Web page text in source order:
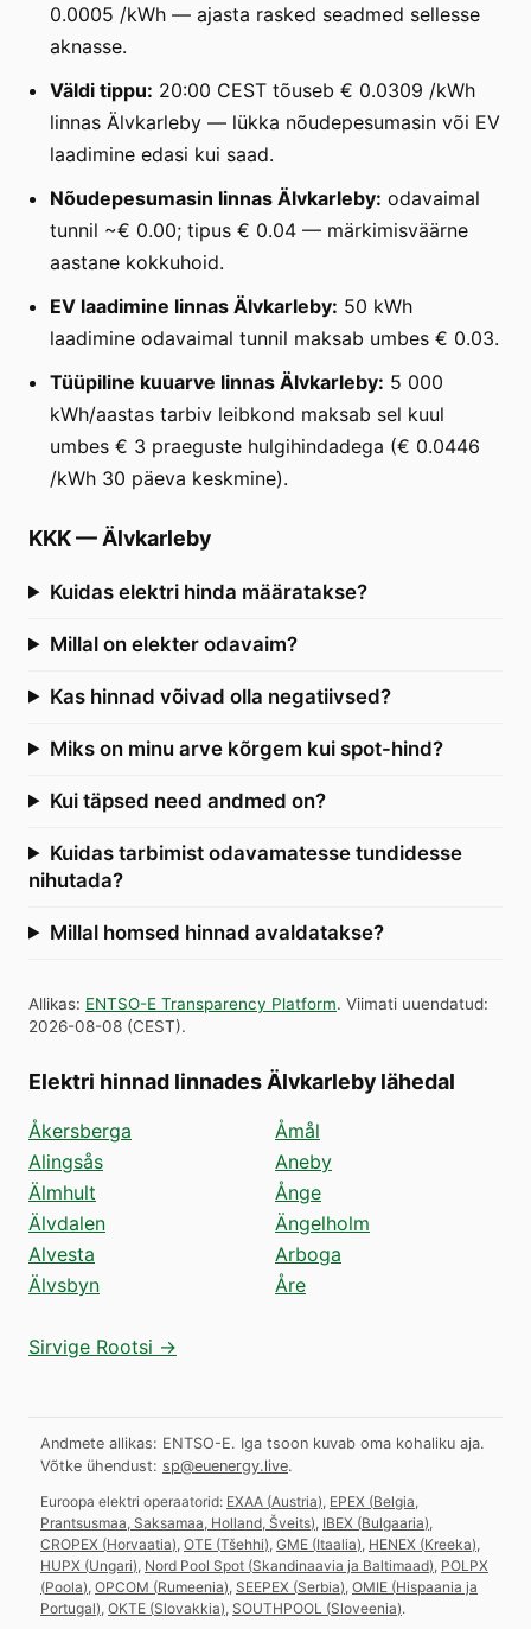
0.0005 /kWh — ajasta rasked seadmed sellesse
aknasse.
Väldi tippu: 20:00 CEST tõuseb € 0.0309 /kWh
linnas Älvkarleby — lükka nõudepesumasin või EV
laadimine edasi kui saad.
Nõudepesumasin linnas Älvkarleby: odavaimal
tunnil ~€ 0.00; tipus € 0.04 — märkimisväärne
aastane kokkuhoid.
EV laadimine linnas Älvkarleby: 50 kWh
laadimine odavaimal tunnil maksab umbes € 0.03.
Tüüpiline kuuarve linnas Älvkarleby: 5 000
kWh/aastas tarbiv leibkond maksab sel kuul
umbes € 3 praeguste hulgihindadega (€ 0.0446
/kWh 30 päeva keskmine).
KKK— Älvkarleby
Kuidas elektri hinda määratakse?
Millal on elekter odavaim?
Kas hinnad võivad olla negatiivsed?
Miks on minu arve kõrgem kui spot-hind?
Kui täpsed need andmed on?
Kuidas tarbimist odavamatesse tundidesse
nihutada?
Millal homsed hinnad avaldatakse?
Allikas: ENTSO-E Transparency Platform. Viimati uuendatud:
2026-08-08 (CEST).
Elektri hinnad linnades Älvkarleby lähedal
Åkersberga
Alingsås
Älmhult
Älvdalen
Alvesta
Älvsbyn
Åmål
Aneby
Ånge
Ängelholm
Arboga
Åre
Sirvige Rootsi →
Andmete allikas: ENTSO-E. Iga tsoon kuvab oma kohaliku aja.
Võtke ühendust: sp@euenergy.live.
Euroopa elektri operaatorid: EXAA (Austria) EPEX (Belgia,
Prantsusmaa, Saksamaa, Holland, Šveits) IBEX (Bulgaaria)
CROPEX (Horvaatia) OTE (Tšehhi) GME (Itaalia) HENEX (Kreeka)
HUPX (Ungari) Nord Pool Spot (Skandinaavia ja Baltimaad) POLPX
(Poola) OPCOM (Rumeenia) SEEPEX (Serbia) OMIE (Hispaania ja
Portugal) OKTE (Slovakkia) SOUTHPOOL (Sloveenia).